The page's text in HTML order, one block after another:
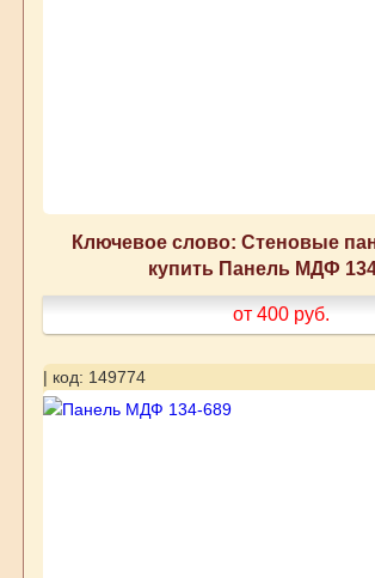
Ключевое слово: Стеновые
купить Панель МДФ
от 400 руб.
| код: 149774